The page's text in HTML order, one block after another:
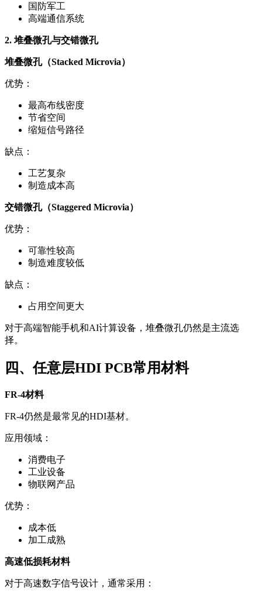
国防军工
高端通信系统
2. 堆叠微孔与交错微孔
堆叠微孔（Stacked Microvia）
优势：
最高布线密度
节省空间
缩短信号路径
缺点：
工艺复杂
制造成本高
交错微孔（Staggered Microvia）
优势：
可靠性较高
制造难度较低
缺点：
占用空间更大
对于高端智能手机和AI计算设备，堆叠微孔仍然是主流选
择。
四、任意层HDI PCB常用材料
FR-4材料
FR-4仍然是最常见的HDI基材。
应用领域：
消费电子
工业设备
物联网产品
优势：
成本低
加工成熟
高速低损耗材料
对于高速数字信号设计，通常采用：